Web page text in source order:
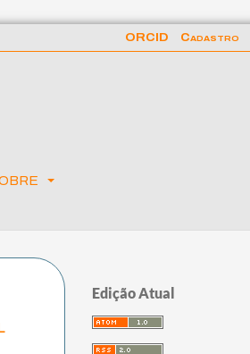
ORCID Cadastro
Edição Atual